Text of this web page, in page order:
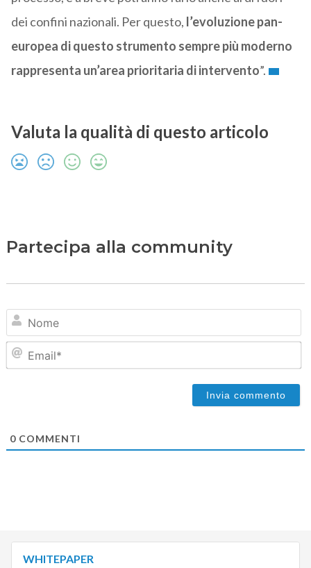
dei confini nazionali. Per questo, l’evoluzione pan-
europea di questo strumento sempre più moderno
rappresenta un’area prioritaria di intervento”.
Valuta la qualità di questo articolo
Partecipa alla community
0COMMENTI
WHITEPAPER